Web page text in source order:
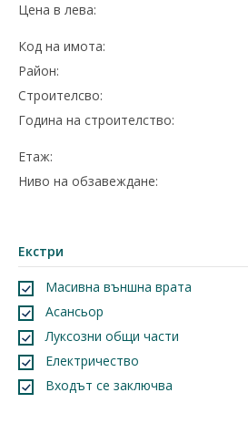
Цена в лева:
Код на имота:
Район:
Строителсво:
Година на строителство:
Етаж:
Ниво на обзавеждане:
Екстри
Масивна външна врата
Асансьор
Луксозни общи части
Електричество
Входът се заключва